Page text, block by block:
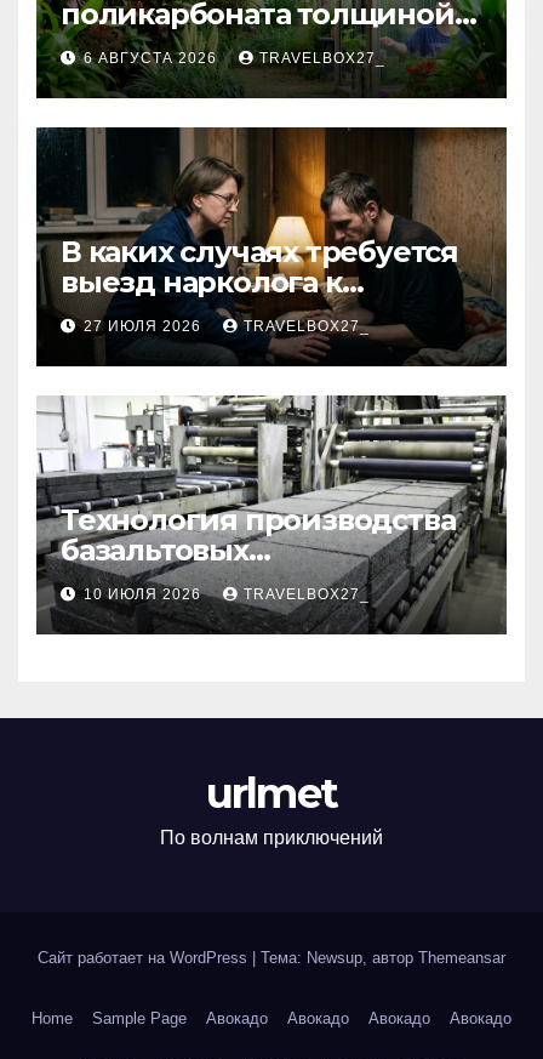
поликарбоната толщиной 4
и 6 мм
6 АВГУСТА 2026 TRAVELBOX27_
В каких случаях требуется
выезд нарколога к
пациенту
27 ИЮЛЯ 2026 TRAVELBOX27_
Технология производства
базальтовых
теплоизоляционных плит
по ГОСТ
10 ИЮЛЯ 2026 TRAVELBOX27_
urlmet
По волнам приключений
Сайт работает на WordPress Тема: Newsup, автор Themeansar
Home Sample Page Авокадо Авокадо Авокадо Авокадо